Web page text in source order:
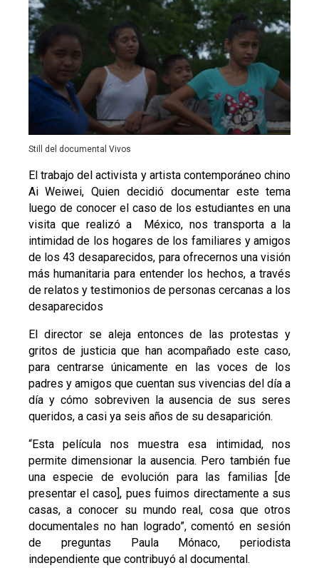
Still del documental Vivos
El trabajo del activista y artista contemporáneo chino
Ai Weiwei, Quien decidió documentar este tema
luego de conocer el caso de los estudiantes en una
visita que realizó a México, nos transporta a la
intimidad de los hogares de los familiares y amigos
de los 43 desaparecidos, para ofrecernos una visión
más humanitaria para entender los hechos, a través
de relatos y testimonios de personas cercanas a los
desaparecidos
El director se aleja entonces de las protestas y
gritos de justicia que han acompañado este caso,
para centrarse únicamente en las voces de los
padres y amigos que cuentan sus vivencias del día a
día y cómo sobreviven la ausencia de sus seres
queridos, a casi ya seis años de su desaparición.
“Esta película nos muestra esa intimidad, nos
permite dimensionar la ausencia. Pero también fue
una especie de evolución para las familias [de
presentar el caso], pues fuimos directamente a sus
casas, a conocer su mundo real, cosa que otros
documentales no han logrado”, comentó en sesión
de preguntas Paula Mónaco, periodista
independiente que contribuyó al documental.